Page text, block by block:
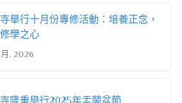
舉行十月份專修活動：培養正念，
學之心
月, 2026
隆重舉行2025年盂蘭盆節